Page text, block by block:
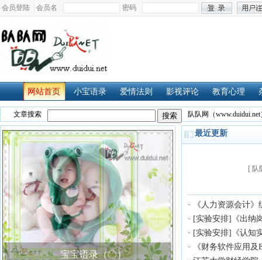
会员登陆 会员名 密码
网站首页 小宝语录 爱情法则 影视评论 教育心理
文章搜索 队队网（
宝宝语录（〇）
最近更新
[ 队
·
《人力资源会计》
· [实验安排]《出纳
· [实验安排]《认知
·
《财务软件应用